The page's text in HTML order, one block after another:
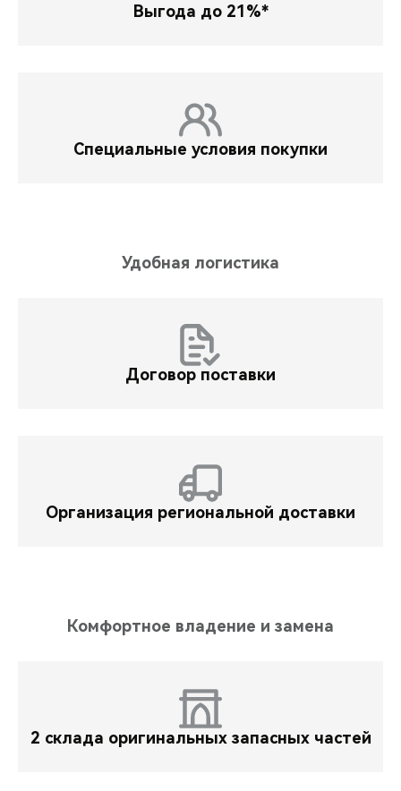
Выгода до 21%*
Специальные условия покупки
Удобная логистика
Договор поставки
Организация региональной доставки
Комфортное владение и замена
2 склада оригинальных запасных частей